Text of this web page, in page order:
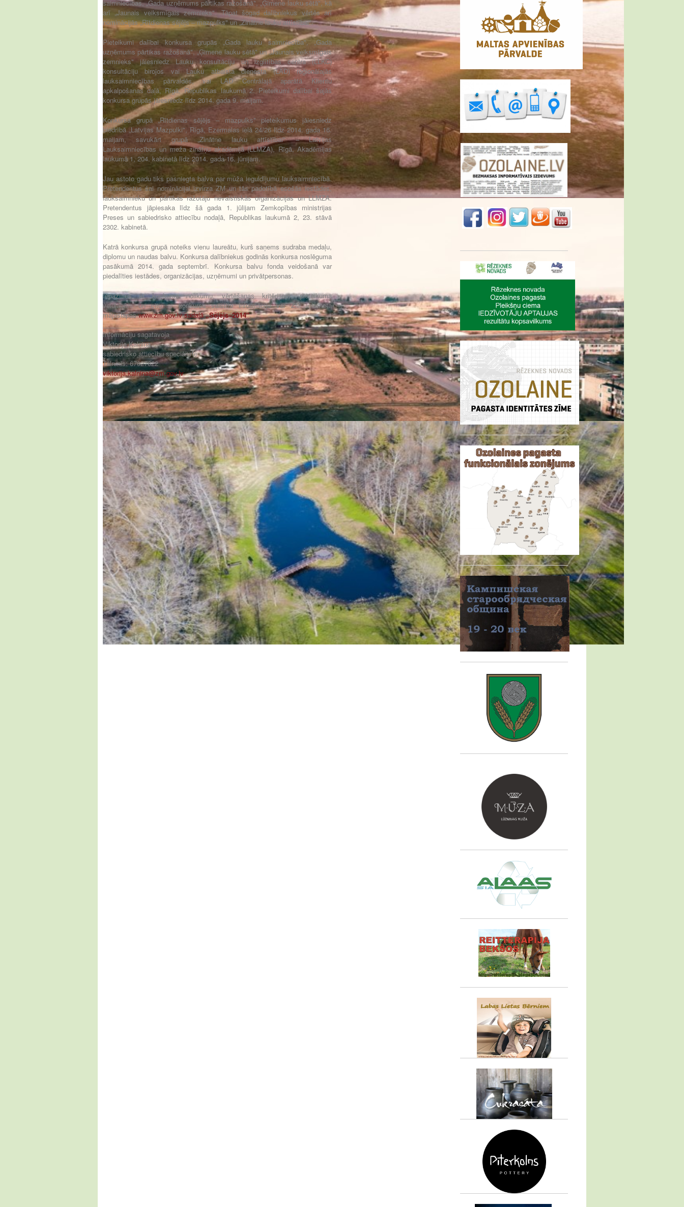
saimniecības, „Gada uzņēmums pārtikas ražošanā", „Ģimene lauku sētā", kā
arī „Jaunais veiksmīgais zemnieks". Tāpat šogad dalībniekus vērtēs arī
nominācijās „Rītdienas sējējs – mazpulks" un „Zinātne lauku attīstībai".
Pieteikumi dalībai konkursa grupās „Gada lauku saimniecība", „Gada
uzņēmums pārtikas ražošanā", „Ģimene lauku sētā" un „Jaunais veiksmīgais
zemnieks" jāiesniedz Lauku konsultāciju un izglītības centra (LLKC)
konsultāciju birojos vai Lauku atbalsta dienesta (LAD) reģionālajās
lauksaimniecības pārvaldēs, vai LAD Centrālajā aparātā Klientu
apkalpošanas daļā, Rīgā, Republikas laukumā 2. Pieteikumi dalībai šajās
konkursa grupās jāiesniedz līdz 2014. gada 9. maijam.
Konkursa grupā „Rītdienas sējējs – mazpulks" pieteikumus jāiesniedz
biedrībā „Latvijas Mazpulki", Rīgā, Ezermalas ielā 24/26 līdz 2014. gada 16.
maijam, savukārt grupā „Zinātne lauku attīstībai" – Latvijas
Lauksaimniecības un meža zinātņu akadēmijā (LLMZA), Rīgā, Akadēmijas
laukumā 1, 204. kabinetā līdz 2014. gada 16. jūnijam.
Jau astoto gadu tiks pasniegta balva par mūža ieguldījumu lauksaimniecībā.
Pretendentus šai nominācijai izvirza ZM un tās padotībā esošās iestādes,
lauksaimnieku un pārtikas ražotāju nevalstiskās organizācijas un LLMZA.
Pretendentus jāpiesaka līdz šā gada 1. jūlijam Zemkopības ministrijas
Preses un sabiedrisko attiecību nodaļā, Republikas laukumā 2, 23. stāvā
2302. kabinetā.
Katrā konkursa grupā noteiks vienu laureātu, kurš saņems sudraba medaļu,
diplomu un naudas balvu. Konkursa dalībniekus godinās konkursa noslēguma
pasākumā 2014. gada septembrī. Konkursa balvu fonda veidošanā var
piedalīties iestādes, organizācijas, uzņēmumi un privātpersonas.
Iepazīties ar konkursa nolikumu, vērtēšanas kritērijiem, pieteikuma
veidlapām un citu ar konkursu saistīto informāciju var ZM interneta
mājaslapaswww.zm.gov.lv sadaļā„Sējējs–2014".
______________________________
Informāciju sagatavoja
Viktorija Kalniņa
sabiedrisko attiecību speciāliste
Tālrunis: 67027622
viktorija.kalnina@zm.gov.lv